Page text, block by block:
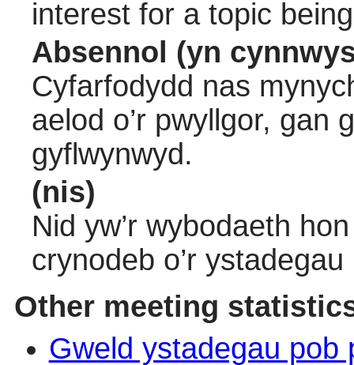
interest for a topic
Absennol (yn
Cyfarfodydd nas
aelod o’r pwyllgor, gan
gyflwynwyd.
(nis)
Nid yw’r wybodaeth
crynodeb o’r
Other meeting
Gweld ystadegau pob